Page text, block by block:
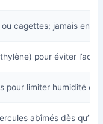
cagettes; jamais en
pour éviter
pour limiter humidité et
abîmés dès qu’ils